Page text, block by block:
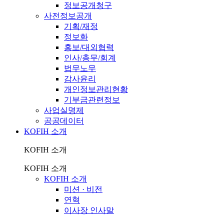
정보공개청구
사전정보공개
기획/재정
정보화
홍보/대외협력
인사/총무/회계
법무노무
감사윤리
개인정보관리현황
기부금관련정보
사업실명제
공공데이터
KOFIH 소개
KOFIH 소개
KOFIH 소개
KOFIH 소개
미션 · 비전
연혁
이사장 인사말